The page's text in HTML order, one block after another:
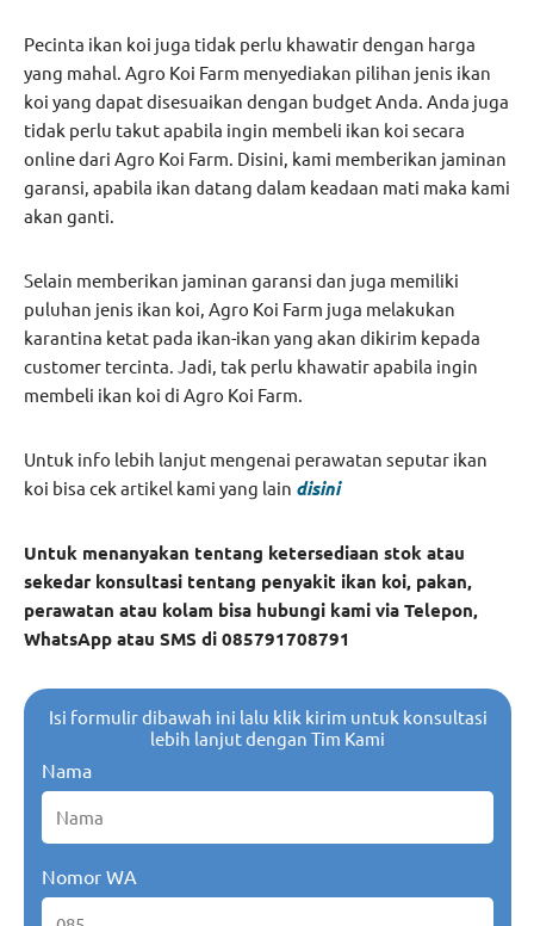
Pecinta ikan koi juga tidak perlu khawatir dengan harga
yang mahal. Agro Koi Farm menyediakan pilihan jenis ikan
koi yang dapat disesuaikan dengan budget Anda. Anda juga
tidak perlu takut apabila ingin membeli ikan koi secara
online dari Agro Koi Farm. Disini, kami memberikan jaminan
garansi, apabila ikan datang dalam keadaan mati maka kami
akan ganti.
Selain memberikan jaminan garansi dan juga memiliki
puluhan jenis ikan koi, Agro Koi Farm juga melakukan
karantina ketat pada ikan-ikan yang akan dikirim kepada
customer tercinta. Jadi, tak perlu khawatir apabila ingin
membeli ikan koi di Agro Koi Farm.
Untuk info lebih lanjut mengenai perawatan seputar ikan
koi bisa cek artikel kami yang lain disini
Untuk menanyakan tentang ketersediaan stok atau
sekedar konsultasi tentang penyakit ikan koi, pakan,
perawatan atau kolam bisa hubungi kami via Telepon,
WhatsApp atau SMS di 085791708791
Isi formulir dibawah ini lalu klik kirim untuk konsultasi
lebih lanjut dengan Tim Kami
Nama
Nomor WA